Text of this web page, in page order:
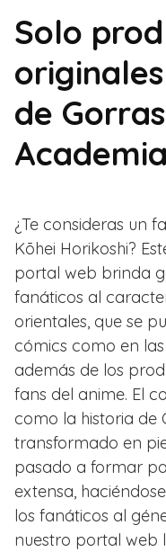
Solo
de
Academia
¿Te consideras un
Kōhei Horikoshi?
portal web brinda
fanáticos al
orientales, que se
cómics como en
además de los
fans del anime. El
como la historia de
transformado en
pasado a formar
extensa,
los fanáticos al
nuestro portal web